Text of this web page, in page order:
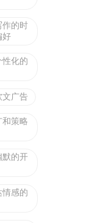
作的时
好
性化的
文广告
和策略
默的开
情感的